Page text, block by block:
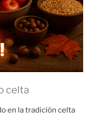
celta
en la tradición celta